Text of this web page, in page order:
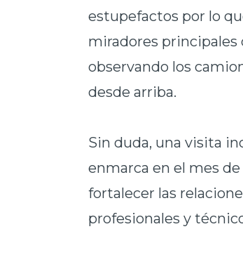
estupefactos por lo
miradores principales
observando los
desde arriba.
Sin duda, una visita
enmarca en el mes
fortalecer las
profesionales y